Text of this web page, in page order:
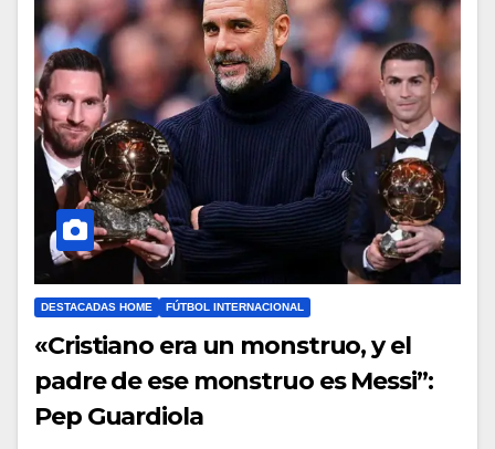
DESTACADAS HOME FÚTBOL INTERNACIONAL
«Cristiano era un monstruo, y el
padre de ese monstruo es Messi”:
Pep Guardiola